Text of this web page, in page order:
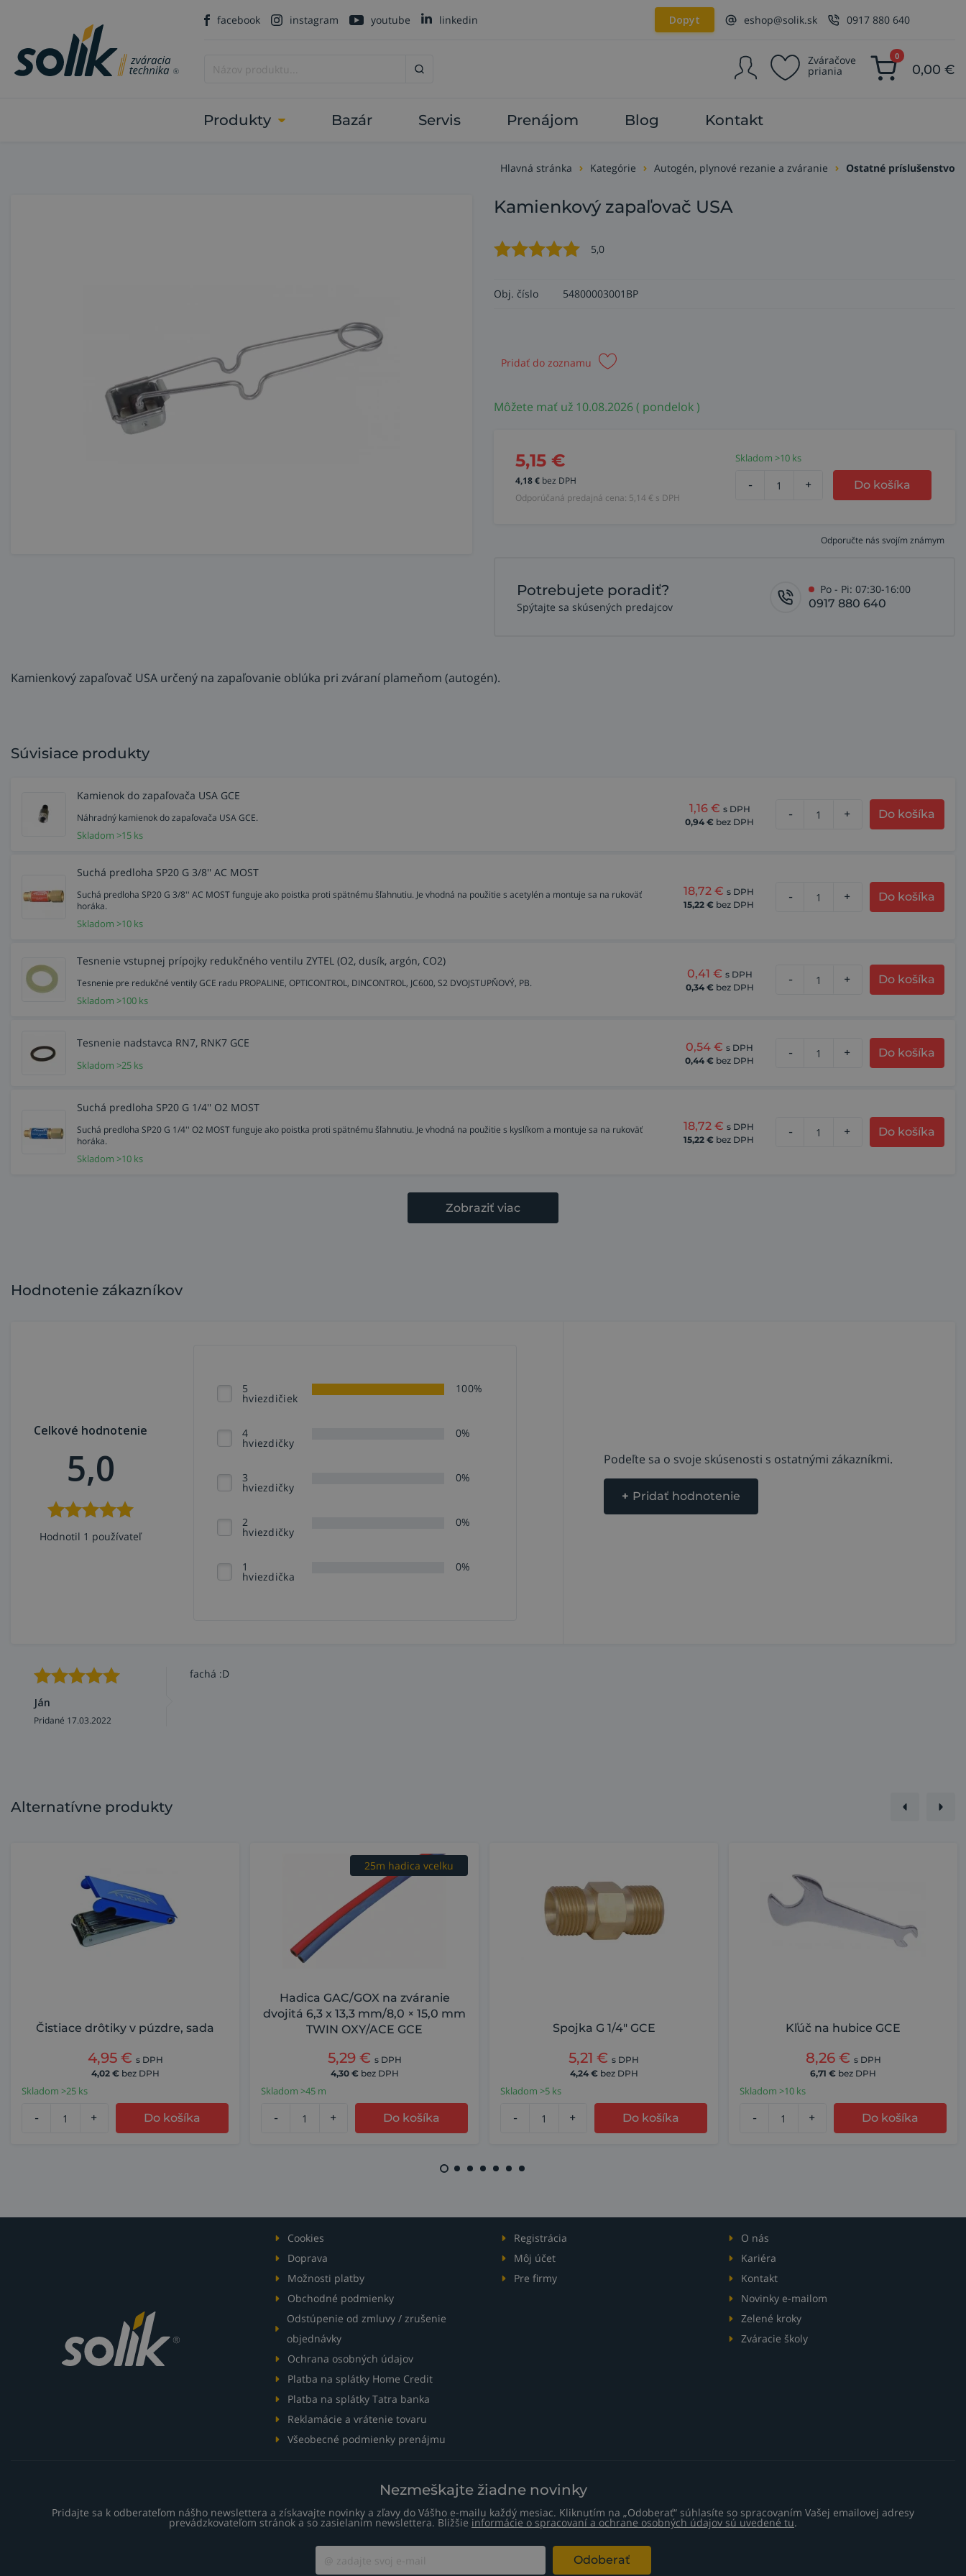
facebook instagram youtube linkedin Dopyt eshop@solik.sk 0917 880 640
Zváračove
priania
0
0,00 €
Produkty Bazár Servis Prenájom Blog Kontakt
Hlavná stránka Kategórie Autogén, plynové rezanie a zváranie Ostatné príslušenstvo
Kamienkový zapaľovač USA
5,0
Obj. číslo 54800003001BP
Pridať do zoznamu
Môžete mať už 10.08.2026 ( pondelok )
5,15 €
4,18€ bez DPH
Odporúčaná predajná cena: 5,14 € s DPH
Skladom >10 ks
- + Do košíka
Odporučte nás svojím známym
Potrebujete poradiť?
Spýtajte sa skúsených predajcov
Po - Pi: 07:30-16:00
0917 880 640
Kamienkový zapaľovač USA určený na zapaľovanie oblúka pri zváraní plameňom (autogén).
Súvisiace produkty
Kamienok do zapaľovača USA GCE
Náhradný kamienok do zapaľovača USA GCE.
Skladom >15 ks
1,16 € s DPH
0,94 € bez DPH
- + Do košíka
Suchá predloha SP20 G 3/8'' AC MOST
Suchá predloha SP20 G 3/8'' AC MOST funguje ako poistka proti spätnému šľahnutiu. Je vhodná na použitie s acetylén a montuje sa na rukoväť
horáka.
Skladom >10 ks
18,72 € s DPH
15,22 € bez DPH
- + Do košíka
Tesnenie vstupnej prípojky redukčného ventilu ZYTEL (O2, dusík, argón, CO2)
Tesnenie pre redukčné ventily GCE radu PROPALINE, OPTICONTROL, DINCONTROL, JC600, S2 DVOJSTUPŇOVÝ, PB.
Skladom >100 ks
0,41 € s DPH
0,34 € bez DPH
- + Do košíka
Tesnenie nadstavca RN7, RNK7 GCE
Skladom >25 ks
0,54 € s DPH
0,44 € bez DPH
- + Do košíka
Suchá predloha SP20 G 1/4'' O2 MOST
Suchá predloha SP20 G 1/4'' O2 MOST funguje ako poistka proti spätnému šľahnutiu. Je vhodná na použitie s kyslíkom a montuje sa na rukoväť
horáka.
Skladom >10 ks
18,72 € s DPH
15,22 € bez DPH
- + Do košíka
Zobraziť viac
Hodnotenie zákazníkov
Celkové hodnotenie
5,0
Hodnotil 1 používateľ
5
hviezdičiek
100%
4
hviezdičky
0%
3
hviezdičky
0%
2
hviezdičky
0%
1
hviezdička
0%
Podeľte sa o svoje skúsenosti s ostatnými zákazníkmi.
+ Pridať hodnotenie
Ján
Pridané 17.03.2022
fachá :D
Alternatívne produkty
Čistiace drôtiky v púzdre, sada
4,95 € s DPH
4,02 € bez DPH
Skladom >25 ks
- + Do košíka
25m hadica vcelku
Hadica GAC/GOX na zváranie
dvojitá 6,3 x 13,3 mm/8,0 × 15,0 mm
TWIN OXY/ACE GCE
5,29 € s DPH
4,30 € bez DPH
Skladom >45 m
- + Do košíka
Spojka G 1/4" GCE
5,21 € s DPH
4,24 € bez DPH
Skladom >5 ks
- + Do košíka
Kľúč na hubice GCE
8,26 € s DPH
6,71 € bez DPH
Skladom >10 ks
- + Do košíka
Cookies
Doprava
Možnosti platby
Obchodné podmienky
Odstúpenie od zmluvy / zrušenie
objednávky
Ochrana osobných údajov
Platba na splátky Home Credit
Platba na splátky Tatra banka
Reklamácie a vrátenie tovaru
Všeobecné podmienky prenájmu
Registrácia
Môj účet
Pre firmy
O nás
Kariéra
Kontakt
Novinky e-mailom
Zelené kroky
Zváracie školy
Nezmeškajte žiadne novinky
Pridajte sa k odberateľom nášho newslettera a získavajte novinky a zľavy do Vášho e-mailu každý mesiac. Kliknutím na „Odoberať“ súhlasíte so spracovaním Vašej emailovej adresy
prevádzkovateľom stránok a so zasielaním newslettera. Bližšie informácie o spracovaní a ochrane osobných údajov sú uvedené tu.
Odoberať